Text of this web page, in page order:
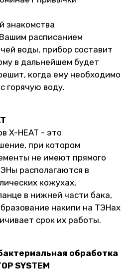
знакомства
расписанием
воды, прибор составит
в дальнейшем будет
когда ему необходимо
горячую воду.
X-HEAT - это
при котором
не имеют прямого
располагаются в
кожухах,
в нижней части бака,
накипи на ТЭНах
срок их работы.
обработка
SYSTEM